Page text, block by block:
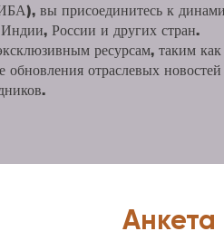
вы присоединитесь к
России и других стран.
ресурсам, таким
отраслевых